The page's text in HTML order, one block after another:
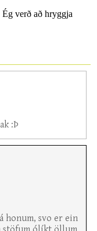
verð að hryggja
:Þ
honum, svo er ein